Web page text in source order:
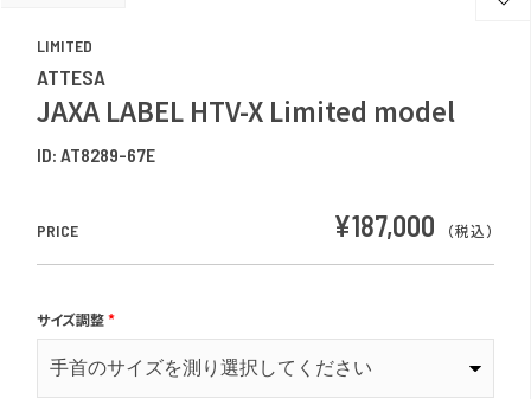
LIMITED
ATTESA
JAXA LABEL HTV-X Limited model
ID: AT8289-67E
PRICE ¥187,000 （税込）
サイズ調整*